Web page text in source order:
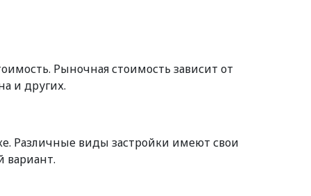
Рыночная стоимость зависит от
и других.
Различные виды застройки имеют свои
вариант.